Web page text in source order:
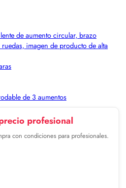
de 3 aumentos
profesional
con condiciones para profesionales.